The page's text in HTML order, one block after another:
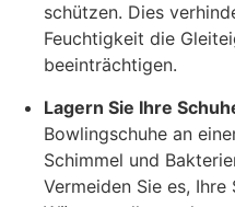
schützen. Dies
Feuchtigkeit die
beeinträchtigen.
Lagern Sie Ihre
Bowlingschuhe an
Schimmel und
Vermeiden Sie es,